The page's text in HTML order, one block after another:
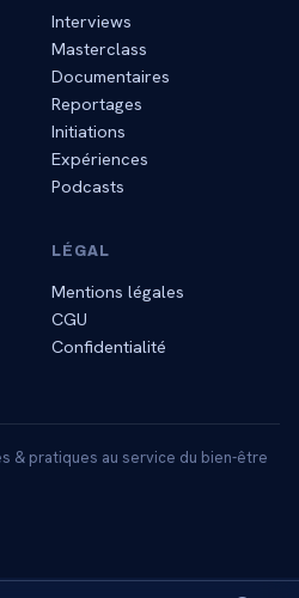
Interviews
Masterclass
Documentaires
Reportages
Initiations
Expériences
Podcasts
LÉGAL
Mentions légales
CGU
Confidentialité
& pratiques au service du bien-être